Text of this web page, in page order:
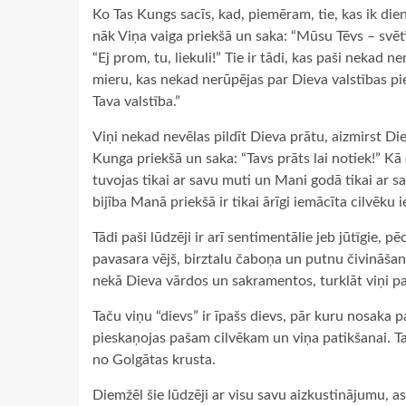
Ko Tas Kungs sacīs, kad, piemēram, tie, kas ik
nāk Viņa vaiga priekšā un saka: “Mūsu Tēvs –
“Ej prom, tu, liekuli!” Tie ir tādi, kas paši nekad
mieru, kas nekad nerūpējas par Dieva valstības
Tava valstība.”
Viņi nekad nevēlas pildīt Dieva prātu, aizmirst
Kunga priekšā un saka: “Tavs prāts lai notiek!”
tuvojas tikai ar savu muti un Mani godā tikai ar
bijība Manā priekšā ir tikai ārīgi iemācīta cilvēku
Tādi paši lūdzēji ir arī sentimentālie jeb jūtīgie,
pavasara vējš, birztalu čaboņa un putnu
nekā Dieva vārdos un sakramentos, turklāt viņi
Taču viņu “dievs” ir īpašs dievs, pār kuru nosaka
pieskaņojas pašam cilvēkam un viņa patikšanai.
no Golgātas krusta.
Diemžēl šie lūdzēji ar visu savu aizkustinājumu,